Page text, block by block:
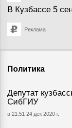
В Кузбассе 5
Реклама
Политика
Депутат
СибГИУ
в 21:51 24 дек 2020 г.